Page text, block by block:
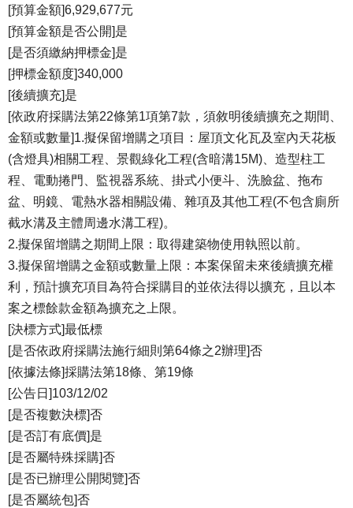
[預算金額]6,929,677元
[預算金額是否公開]是
[是否須繳納押標金]是
[押標金額度]340,000
[後續擴充]是
[依政府採購法第22條第1項第7款，須敘明後續擴充之期間、
金額或數量]1.擬保留增購之項目：屋頂文化瓦及室內天花板
(含燈具)相關工程、景觀綠化工程(含暗溝15M)、造型柱工
程、電動捲門、監視器系統、掛式小便斗、洗臉盆、拖布
盆、明鏡、電熱水器相關設備、雜項及其他工程(不包含廁所
截水溝及主體周邊水溝工程)。
2.擬保留增購之期間上限：取得建築物使用執照以前。
3.擬保留增購之金額或數量上限：本案保留未來後續擴充權
利，預計擴充項目為符合採購目的並依法得以擴充，且以本
案之標餘款金額為擴充之上限。
[決標方式]最低標
[是否依政府採購法施行細則第64條之2辦理]否
[依據法條]採購法第18條、第19條
[公告日]103/12/02
[是否複數決標]否
[是否訂有底價]是
[是否屬特殊採購]否
[是否已辦理公開閱覽]否
[是否屬統包]否